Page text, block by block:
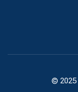
© 2025